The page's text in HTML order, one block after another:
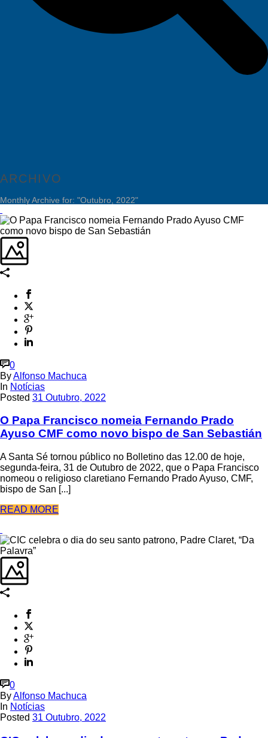
ARCHIVO
Monthly Archive for: "Outubro, 2022"
0
ByAlfonso Machuca
In Notícias
Posted 31 Outubro, 2022
O Papa Francisco nomeia Fernando Prado
Ayuso CMF como novo bispo de San Sebastián
A Santa Sé tornou público no Bolletino das 12.00 de hoje,
segunda-feira, 31 de Outubro de 2022, que o Papa Francisco
nomeou o religioso claretiano Fernando Prado Ayuso, CMF,
bispo de San [...]
READ MORE
0
ByAlfonso Machuca
In Notícias
Posted 31 Outubro, 2022